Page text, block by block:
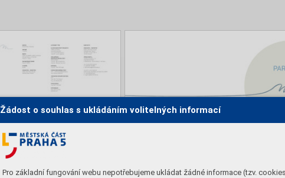
Žádost o souhlas s ukládáním volitelných informací
Pro základní fungování webu nepotřebujeme ukládat žádné informace (tzv.